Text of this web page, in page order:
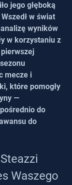
jego głęboką
w świat
wyników
w korzystaniu z
mecze i
które pomogły
—
do
do
Waszego